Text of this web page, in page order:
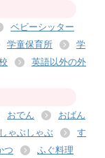
ベビーシッター
学童保育所
学
英語以外の外
おでん
おばん
しゃぶしゃぶ
す
つ
ふぐ料理